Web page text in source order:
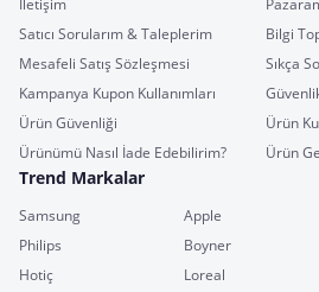
İletişim
Satıcı Sorularım & Taleplerim
Bilgi
Mesafeli Satış Sözleşmesi
Sıkça
Kampanya Kupon Kullanımları
Ürün Güvenliği
Ürün
Ürünümü Nasıl İade Edebilirim?
Ürün
Trend Markalar
Samsung Apple
Philips
Boyner
Hotiç
Loreal